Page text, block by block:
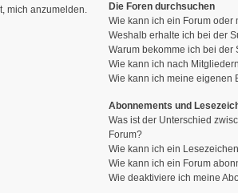
mich anzumelden.
Die Foren durchsuchen
Wie kann ich ein Forum
Weshalb erhalte ich bei der
Warum bekomme ich bei der
Wie kann ich nach
Wie kann ich meine eigenen
Abonnements und
Was ist der Unterschied
Forum?
Wie kann ich ein
Wie kann ich ein Forum
Wie deaktiviere ich meine